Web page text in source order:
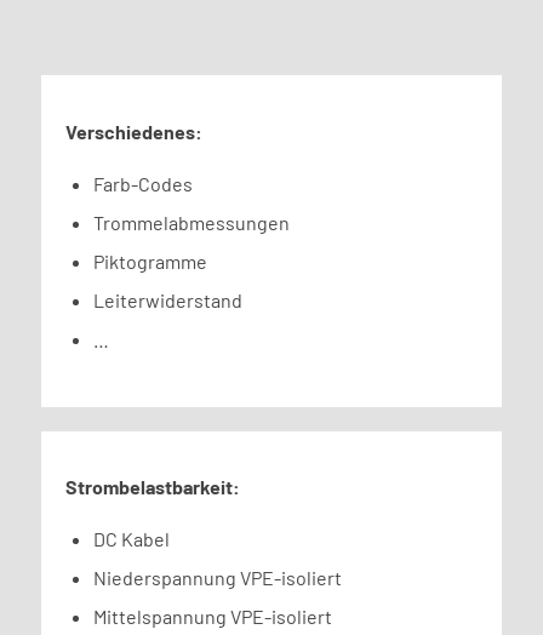
Verschiedenes:
Farb-Codes
Trommelabmessungen
Piktogramme
Leiterwiderstand
Strombelastbarkeit:
DC Kabel
Niederspannung VPE-isoliert
Mittelspannung VPE-isoliert